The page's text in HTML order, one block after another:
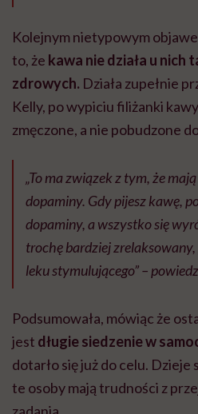
Kolejnym nietypowym
to, że kawa nie działa u nich
zdrowych. Działa zupełnie
Kelly, po wypiciu filiżanki
zmęczone, a nie pobudzone
„To ma związek z tym, że
dopaminy. Gdy pijesz kawę,
dopaminy, a wszystko się
trochę bardziej
leku stymulującego” –
Podsumowała, mówiąc że
jest długie siedzenie w
dotarło się już do celu.
te osoby mają trudności z